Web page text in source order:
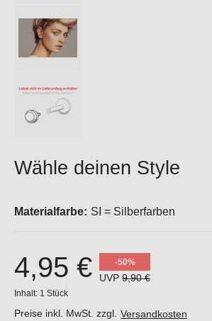
Wähle deinen Style
Materialfarbe: SI = Silberfarben
4,95 € -50%
UVP 9,90 €
Inhalt: 1 Stück
Preise inkl. MwSt. zzgl. Versandkosten